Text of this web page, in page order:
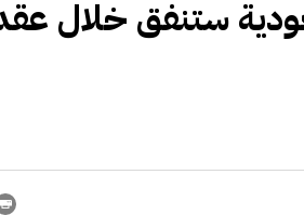
ستنفق خلال